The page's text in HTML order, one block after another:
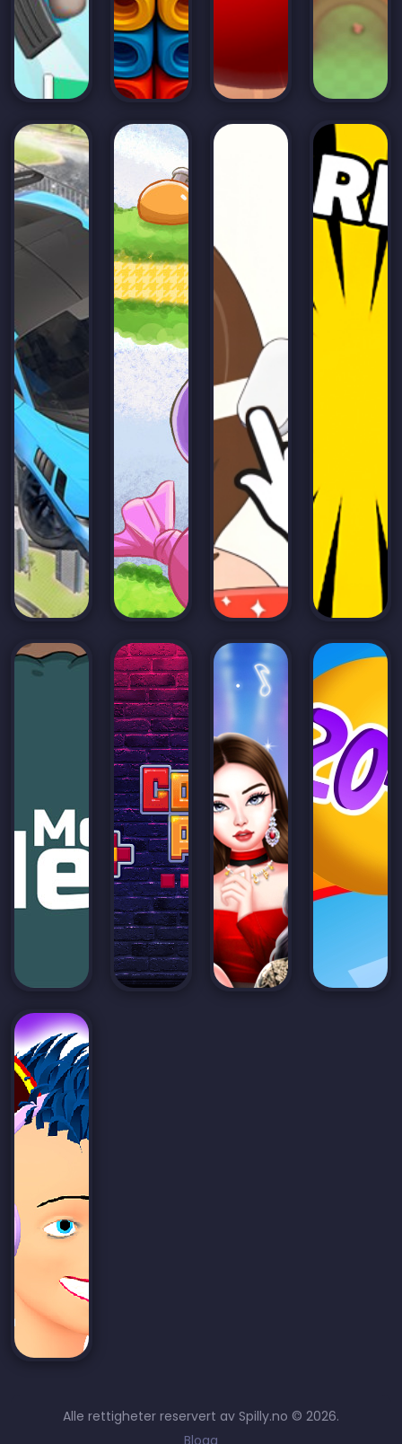
Alle rettigheter reservert av Spilly.no © 2026.
Blogg